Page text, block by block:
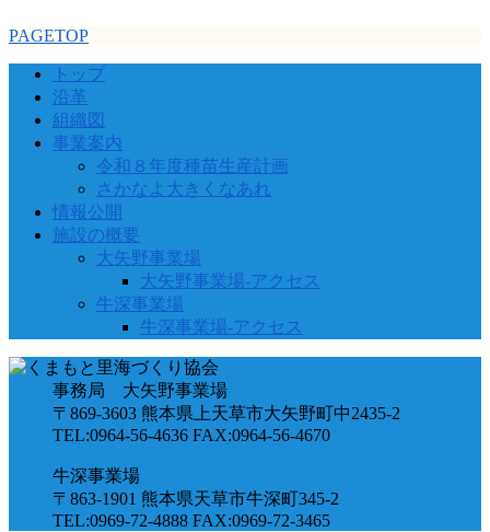
PAGETOP
トップ
沿革
組織図
事業案内
令和８年度種苗生産計画
さかなよ大きくなあれ
情報公開
施設の概要
大矢野事業場
大矢野事業場-アクセス
牛深事業場
牛深事業場-アクセス
事務局 大矢野事業場
〒869-3603 熊本県上天草市大矢野町中2435-2
TEL:0964-56-4636 FAX:0964-56-4670
牛深事業場
〒863-1901 熊本県天草市牛深町345-2
TEL:0969-72-4888 FAX:0969-72-3465